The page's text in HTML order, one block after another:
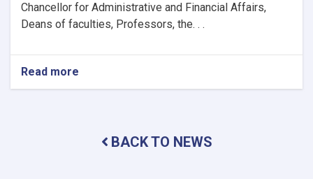
Chancellor for Administrative and Financial Affairs,
Deans of faculties, Professors, the. . .
Read more
Chancellor
ProfessorBACK TO NEWS